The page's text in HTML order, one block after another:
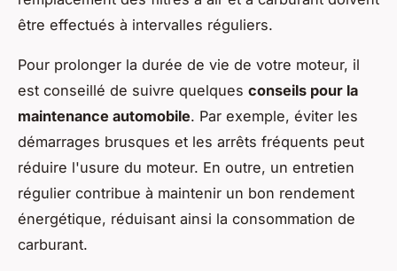
être effectués à intervalles réguliers.
Pour prolonger la durée de vie de votre moteur, il
est conseillé de suivre quelques conseils pour la
maintenance automobile. Par exemple, éviter les
démarrages brusques et les arrêts fréquents peut
réduire l'usure du moteur. En outre, un entretien
régulier contribue à maintenir un bon rendement
énergétique, réduisant ainsi la consommation de
carburant.